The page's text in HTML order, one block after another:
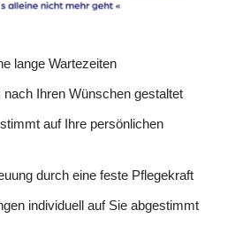
lange Wartezeiten
nach Ihren Wünschen gestaltet
auf Ihre persönlichen
durch eine feste Pflegekraft
individuell auf Sie abgestimmt